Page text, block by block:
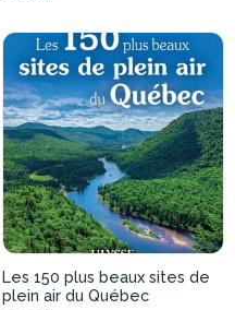
Les 150 plus beaux sites de
plein air du Québec